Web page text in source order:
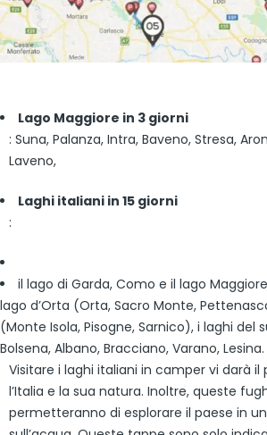
Lago Maggiore in 3 giorni
: Suna, Palanza, Intra, Baveno, Stresa,
Laveno,
Laghi italiani in 15 giorni
:
il lago di Garda, Como e il lago
lago d’Orta (Orta, Sacro Monte,
(Monte Isola, Pisogne, Sarnico), i laghi del
Bolsena, Albano, Bracciano, Varano, Lesina.
Visitare i laghi italiani in camper vi darà il
l’Italia e la sua natura. Inoltre, queste
permetteranno di esplorare il paese in